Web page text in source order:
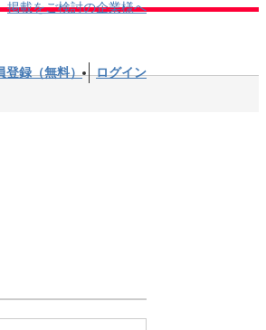
掲載をご検討の企業様へ
登録（無料） ログイン